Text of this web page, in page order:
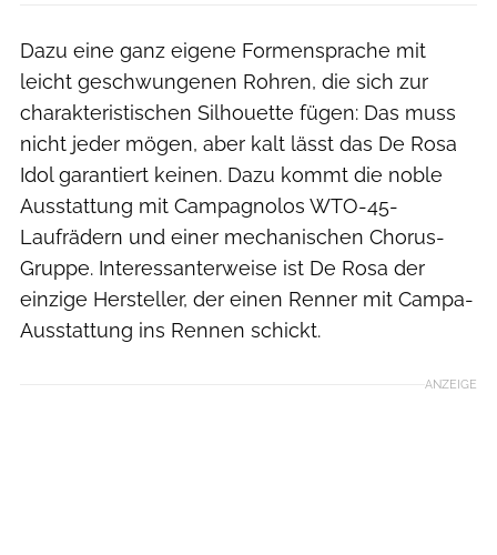
Dazu eine ganz eigene Formensprache mit
leicht geschwungenen Rohren, die sich zur
charakteristischen Silhouette fügen: Das muss
nicht jeder mögen, aber kalt lässt das De Rosa
Idol garantiert keinen. Dazu kommt die noble
Ausstattung mit Campagnolos WTO-45-
Laufrädern und einer mechanischen Chorus-
Gruppe. Interessanterweise ist De Rosa der
einzige Hersteller, der einen Renner mit Campa-
Ausstattung ins Rennen schickt.
ANZEIGE